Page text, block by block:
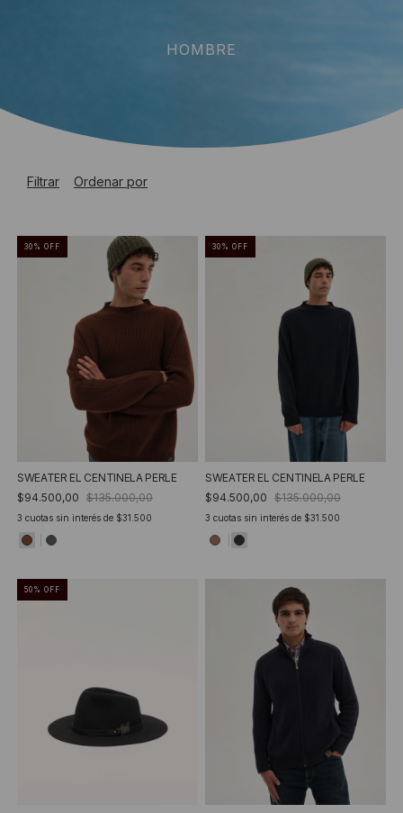
HOMBRE
Filtrar Ordenar por
30 % OFF
SWEATER EL CENTINELA PERLE
$94.500,00 $135.000,00
3 cuotas sin interés de $31.500
30 % OFF
SWEATER EL CENTINELA PERLE
$94.500,00 $135.000,00
3 cuotas sin interés de $31.500
50 % OFF